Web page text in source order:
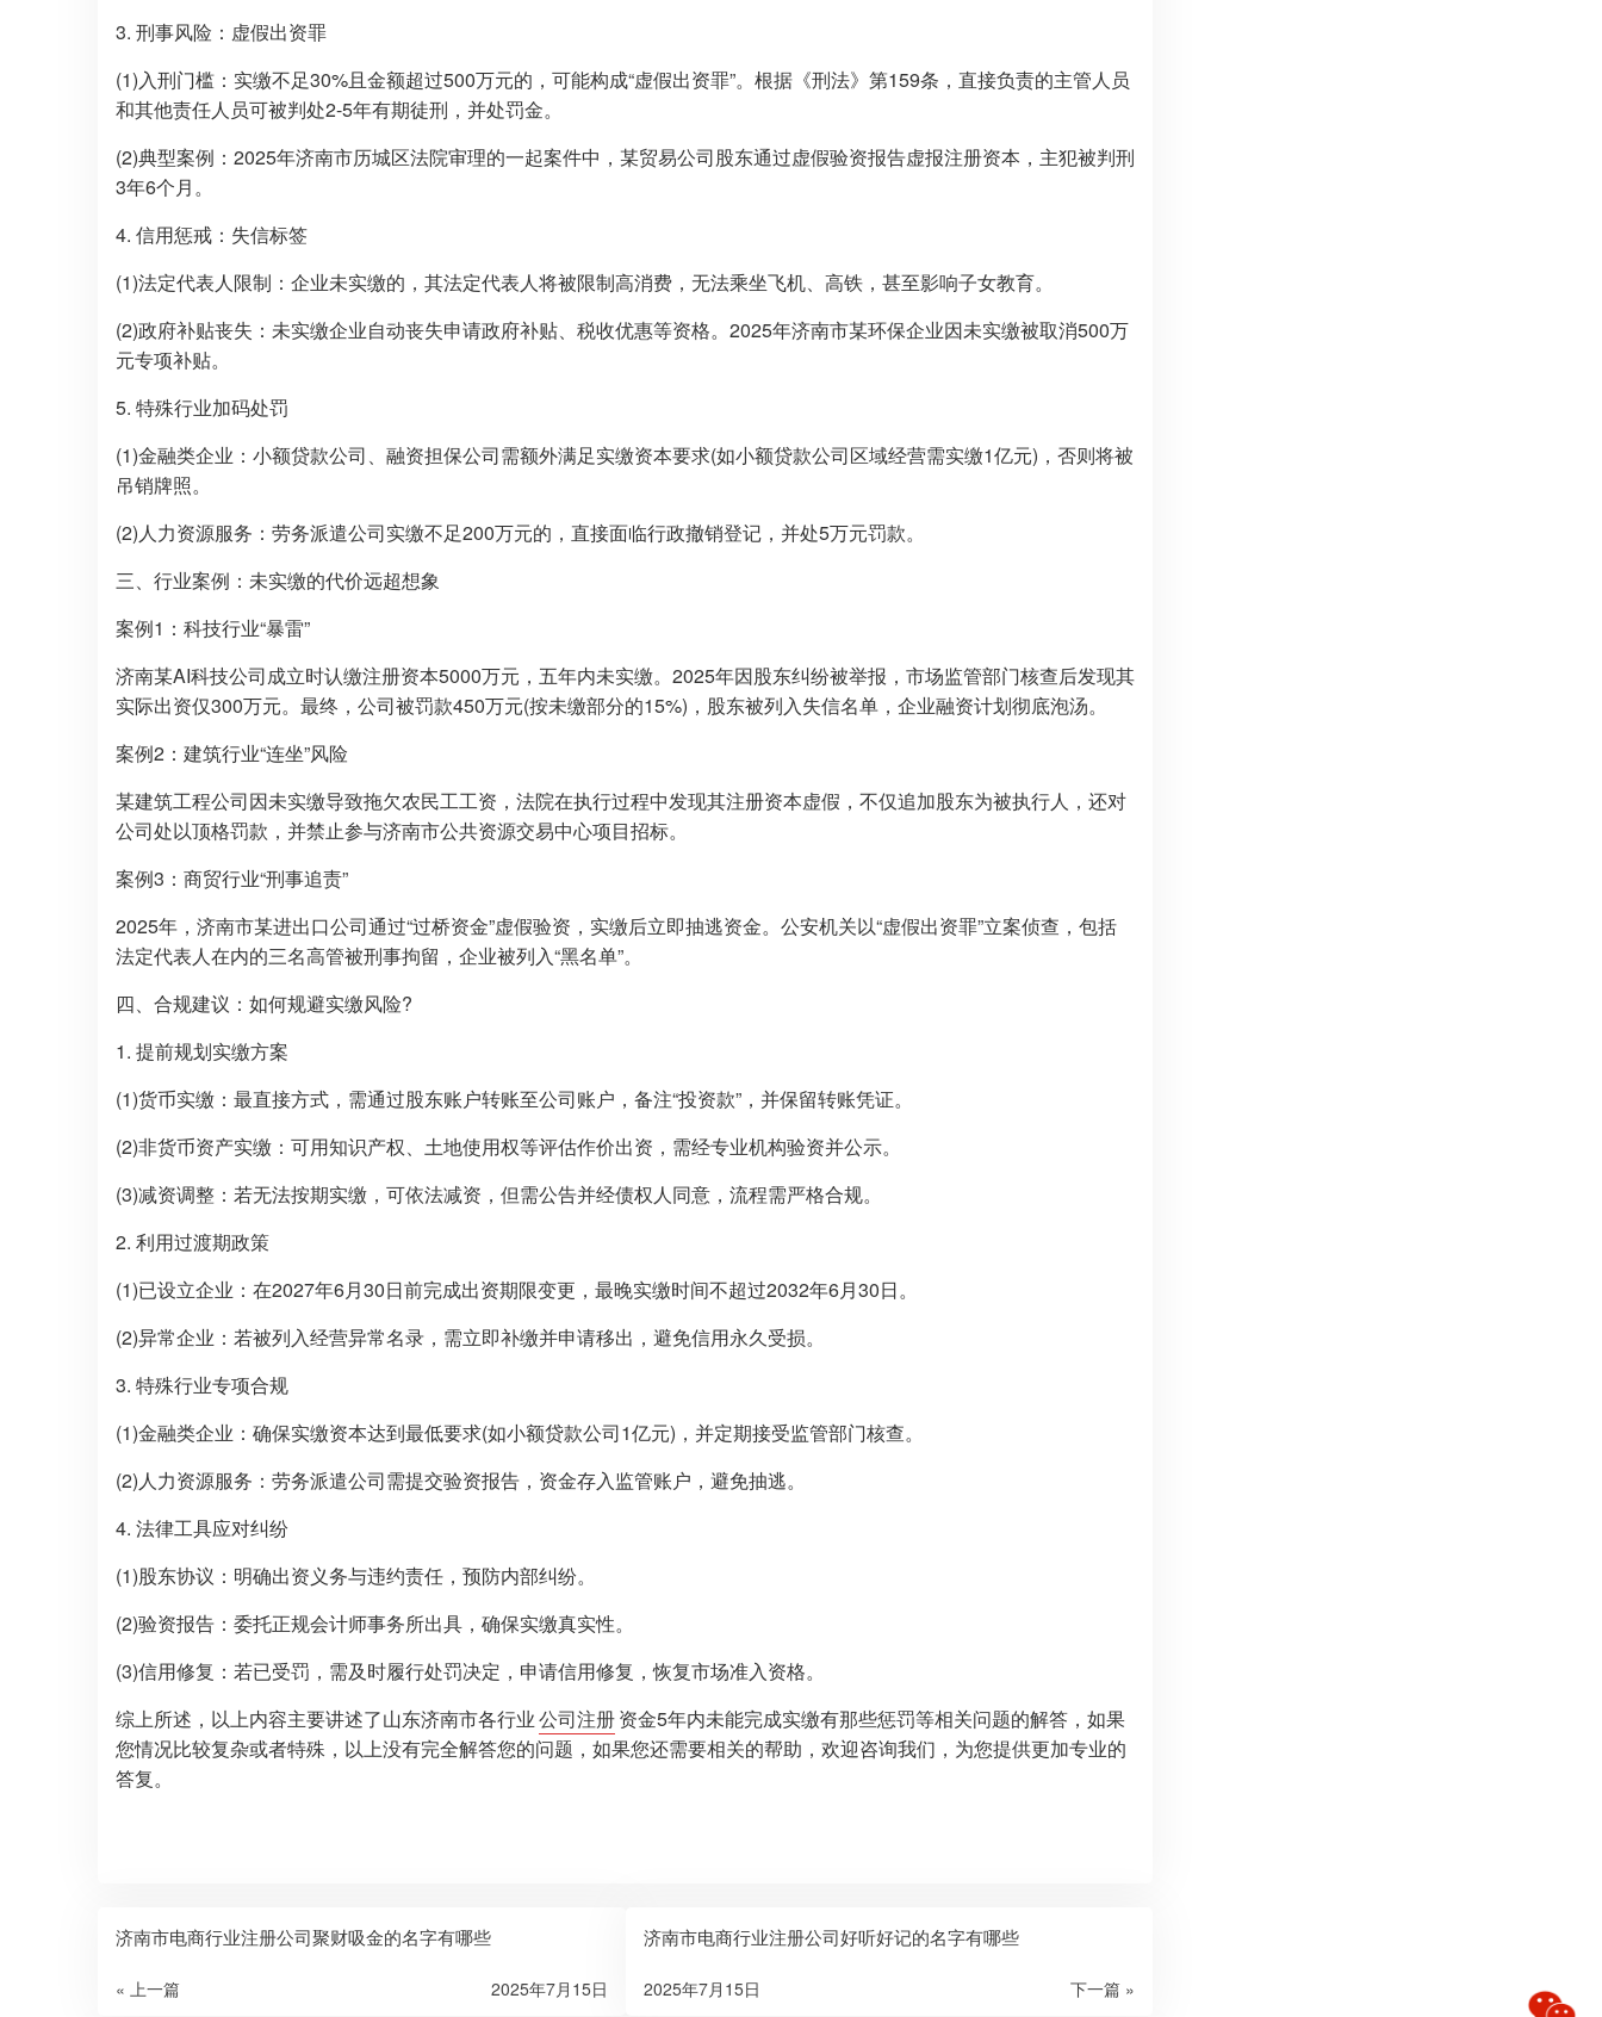
3. 刑事风险：虚假出资罪
(1)入刑门槛：实缴不足30%且金额超过500万元的，可能构成“虚假出资罪”。根据《刑法》第159条，直接负责的主管人员
和其他责任人员可被判处2-5年有期徒刑，并处罚金。
(2)典型案例：2025年济南市历城区法院审理的一起案件中，某贸易公司股东通过虚假验资报告虚报注册资本，主犯被判刑
3年6个月。
4. 信用惩戒：失信标签
(1)法定代表人限制：企业未实缴的，其法定代表人将被限制高消费，无法乘坐飞机、高铁，甚至影响子女教育。
(2)政府补贴丧失：未实缴企业自动丧失申请政府补贴、税收优惠等资格。2025年济南市某环保企业因未实缴被取消500万
元专项补贴。
5. 特殊行业加码处罚
(1)金融类企业：小额贷款公司、融资担保公司需额外满足实缴资本要求(如小额贷款公司区域经营需实缴1亿元)，否则将被
吊销牌照。
(2)人力资源服务：劳务派遣公司实缴不足200万元的，直接面临行政撤销登记，并处5万元罚款。
三、行业案例：未实缴的代价远超想象
案例1：科技行业“暴雷”
济南某AI科技公司成立时认缴注册资本5000万元，五年内未实缴。2025年因股东纠纷被举报，市场监管部门核查后发现其
实际出资仅300万元。最终，公司被罚款450万元(按未缴部分的15%)，股东被列入失信名单，企业融资计划彻底泡汤。
案例2：建筑行业“连坐”风险
某建筑工程公司因未实缴导致拖欠农民工工资，法院在执行过程中发现其注册资本虚假，不仅追加股东为被执行人，还对
公司处以顶格罚款，并禁止参与济南市公共资源交易中心项目招标。
案例3：商贸行业“刑事追责”
2025年，济南市某进出口公司通过“过桥资金”虚假验资，实缴后立即抽逃资金。公安机关以“虚假出资罪”立案侦查，包括
法定代表人在内的三名高管被刑事拘留，企业被列入“黑名单”。
四、合规建议：如何规避实缴风险?
1. 提前规划实缴方案
(1)货币实缴：最直接方式，需通过股东账户转账至公司账户，备注“投资款”，并保留转账凭证。
(2)非货币资产实缴：可用知识产权、土地使用权等评估作价出资，需经专业机构验资并公示。
(3)减资调整：若无法按期实缴，可依法减资，但需公告并经债权人同意，流程需严格合规。
2. 利用过渡期政策
(1)已设立企业：在2027年6月30日前完成出资期限变更，最晚实缴时间不超过2032年6月30日。
(2)异常企业：若被列入经营异常名录，需立即补缴并申请移出，避免信用永久受损。
3. 特殊行业专项合规
(1)金融类企业：确保实缴资本达到最低要求(如小额贷款公司1亿元)，并定期接受监管部门核查。
(2)人力资源服务：劳务派遣公司需提交验资报告，资金存入监管账户，避免抽逃。
4. 法律工具应对纠纷
(1)股东协议：明确出资义务与违约责任，预防内部纠纷。
(2)验资报告：委托正规会计师事务所出具，确保实缴真实性。
(3)信用修复：若已受罚，需及时履行处罚决定，申请信用修复，恢复市场准入资格。
综上所述，以上内容主要讲述了山东济南市各行业公司注册资金5年内未能完成实缴有那些惩罚等相关问题的解答，如果
您情况比较复杂或者特殊，以上没有完全解答您的问题，如果您还需要相关的帮助，欢迎咨询我们，为您提供更加专业的
答复。
济南市电商行业注册公司聚财吸金的名字有哪些
« 上一篇 2025年7月15日
济南市电商行业注册公司好听好记的名字有哪些
下一篇 »
2025年7月15日